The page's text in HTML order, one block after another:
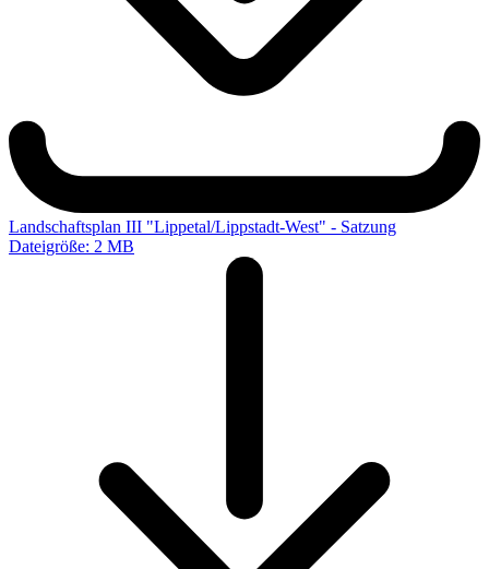
Landschaftsplan III "Lippetal/Lippstadt-West" - Satzung
Dateigröße: 2 MB